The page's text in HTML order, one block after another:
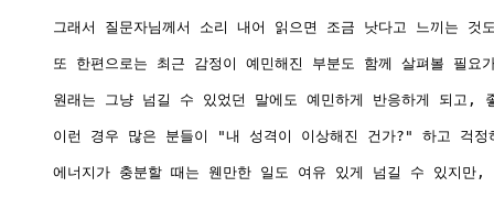
그래서 질문자님께서 소리 내어 읽으면 조금 낫다고 느끼는
또 한편으로는 최근 감정이 예민해진 부분도 함께 살펴볼 필요
원래는 그냥 넘길 수 있었던 말에도 예민하게 반응하게 되고,
이런 경우 많은 분들이 "내 성격이 이상해진 건가?" 하고 걱
에너지가 충분할 때는 웬만한 일도 여유 있게 넘길 수 있지만